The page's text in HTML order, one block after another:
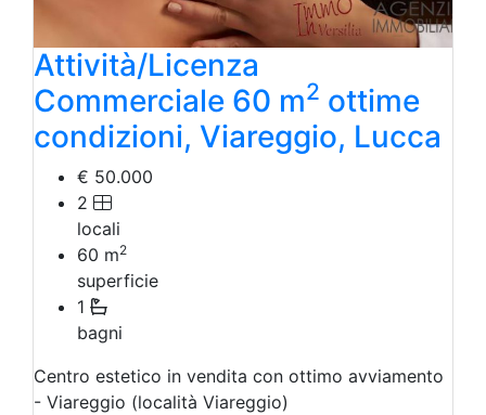
Terreno edificabile
Terreno
Attività/Licenza
Commerciale 60 m2 ottime
condizioni, Viareggio, Lucca
€ 50.000
2
locali
60 m2
superficie
1
bagni
Centro estetico in vendita con ottimo avviamento
- Viareggio (località Viareggio)